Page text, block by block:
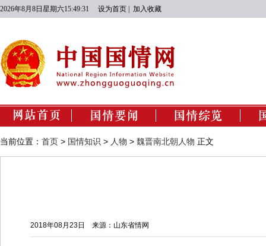
2026年8月8日星期六15:49:32 设为首页 加入收藏
国情动态
经济建设
政治建设
当前位置： 首页 > 国情知识 > 人物 > 魏晋南北朝人物 正文
2018年08月23日 来源：山东省情网